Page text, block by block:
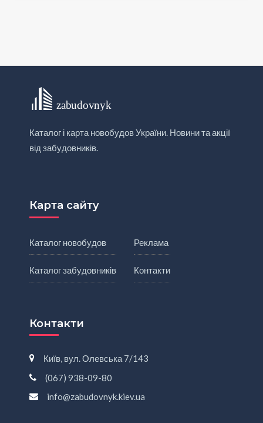
Каталог і карта новобудов України. Новини та акції
від забудовників.
Карта сайту
Каталог новобудов
Каталог забудовників
Реклама
Контакти
Контакти
Київ, вул. Олевська 7/143
(067) 938-09-80
info@zabudovnyk.kiev.ua